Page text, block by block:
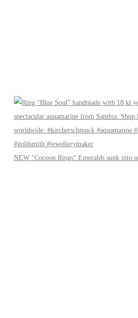
NEW “Cocoon Rings“ Emeralds sunk into